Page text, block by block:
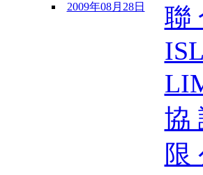
2009年08月28日
聯
協
限